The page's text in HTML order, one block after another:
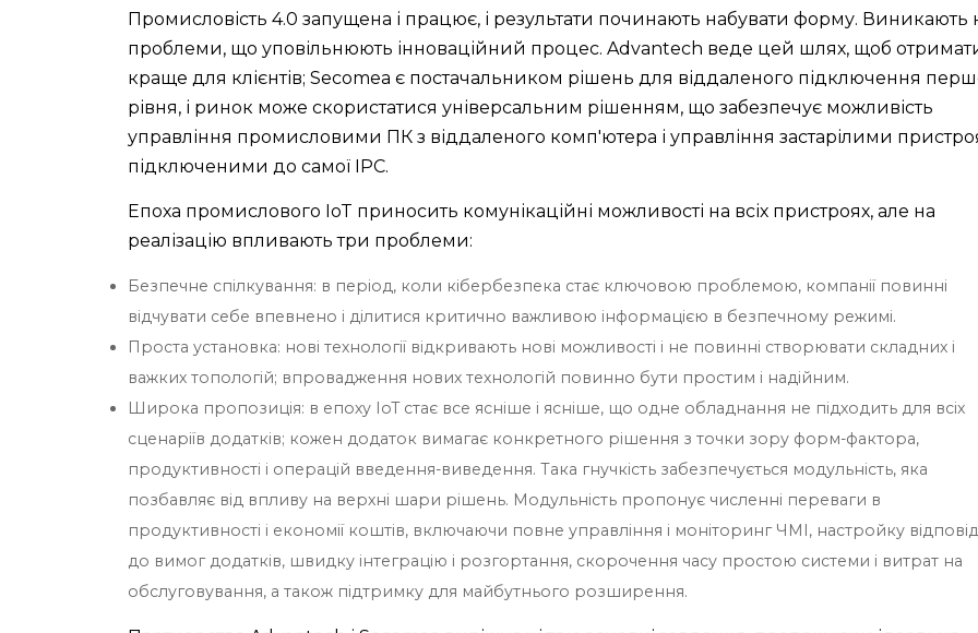
Промисловість 4.0 запущена і працює, і результати починають набувати форму. Виникають
проблеми, що уповільнюють інноваційний процес. Advantech веде цей шлях, щоб
краще для клієнтів; Secomea є постачальником рішень для віддаленого підключення
рівня, і ринок може скористатися універсальним рішенням, що забезпечує можливість
управління промисловими ПК з віддаленого комп'ютера і управління застарілими
підключеними до самої IPC.
Епоха промислового IoT приносить комунікаційні можливості на всіх пристроях, але на
реалізацію впливають три проблеми:
Безпечне спілкування: в період, коли кібербезпека стає ключовою проблемою, компанії повинні
відчувати себе впевнено і ділитися критично важливою інформацією в безпечному режимі.
Проста установка: нові технології відкривають нові можливості і не повинні створювати складних і
важких топологій; впровадження нових технологій повинно бути простим і надійним.
Широка пропозиція: в епоху IoT стає все ясніше і ясніше, що одне обладнання не підходить для всіх
сценаріїв додатків; кожен додаток вимагає конкретного рішення з точки зору форм-фактора,
продуктивності і операцій введення-виведення. Така гнучкість забезпечується модульність, яка
позбавляє від впливу на верхні шари рішень. Модульність пропонує численні переваги в
продуктивності і економії коштів, включаючи повне управління і моніторинг ЧМІ, настройку
до вимог додатків, швидку інтеграцію і розгортання, скорочення часу простою системи і витрат на
обслуговування, а також підтримку для майбутнього розширення.